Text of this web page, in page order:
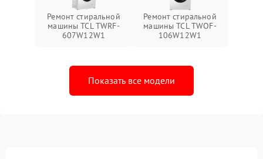
Ремонт стиральной
машины TCL TWRF-
607W12W1
Ремонт стиральной
машины TCL TWOF-
106W12W1
Показать все модели